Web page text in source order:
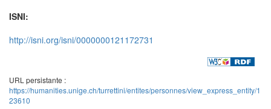
ISNI:
http://isni.org/isni/0000000121172731
URL persistante :
https://humanities.unige.ch/turrettini/entites/personnes/view_express_entity/1
23610